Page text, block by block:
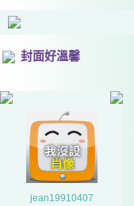
封面好溫馨
jean19910407